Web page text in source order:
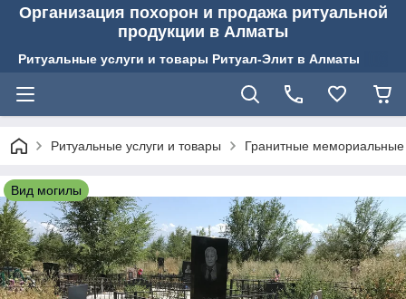
Организация похорон и продажа ритуальной
продукции в Алматы
Ритуальные услуги и товары Ритуал-Элит в Алматы
Ритуальные услуги и товары Гранитные
Вид могилы